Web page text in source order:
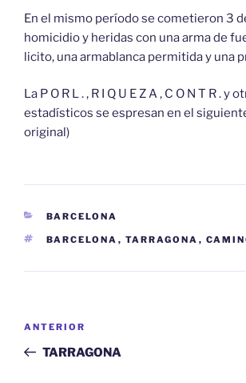
En el mismo período se cometieron 3
homicidio y heridas con una arma de
licito, una armablanca permitida y una
La P O R L . , R I Q U E Z A , C O N T R . y
estadísticos se espresan en el
original)
CATEGORÍAS
BARCELONA
ETIQUETAS
BARCELONA , TARRAGONA ,
entradas
Entrada
anterior:
ANTERIOR
TARRAGONA